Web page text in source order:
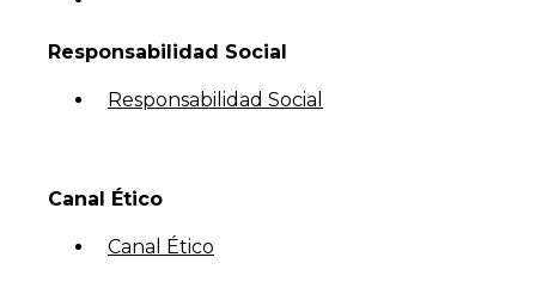
Responsabilidad Social
Responsabilidad Social
Canal Ético
Canal Ético